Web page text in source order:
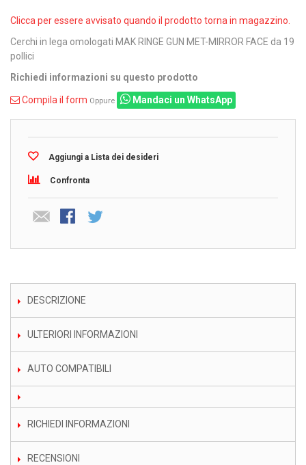
Clicca per essere avvisato quando il prodotto torna in magazzino.
Cerchi in lega omologati MAK RINGE GUN MET-MIRROR FACE da 19
pollici
Richiedi informazioni su questo prodotto
Compila il form Oppure Mandaci un WhatsApp
Aggiungi a Lista dei desideri
Confronta
DESCRIZIONE
ULTERIORI INFORMAZIONI
AUTO COMPATIBILI
RICHIEDI INFORMAZIONI
RECENSIONI